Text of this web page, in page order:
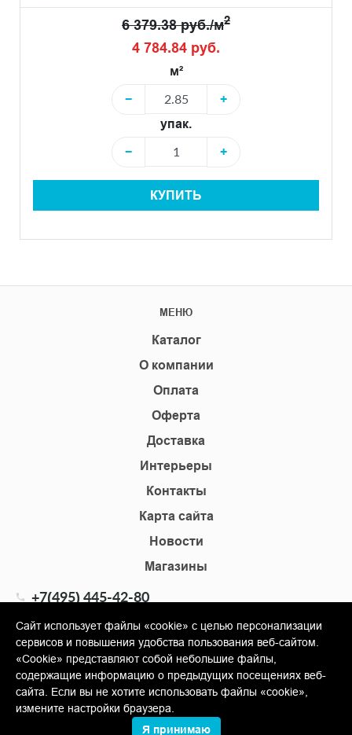
6 379.38 руб./м2
4 784.84 руб.
м²
−
+
упак.
−
+
КУПИТЬ
МЕНЮ
Каталог
О компании
Оплата
Оферта
Доставка
Интерьеры
Контакты
Карта сайта
Новости
Магазины
+7(495) 445-42-80
info@shopkm.ru
© Copyright 2013-2026 KERAMA MARAZZI, ООО «Гамма
Керамика»
Сайт использует файлы «cookie» с целью персонализации
сервисов и повышения удобства пользования веб-сайтом.
«Cookie» представляют собой небольшие файлы,
содержащие информацию о предыдущих посещениях веб-
сайта. Если вы не хотите использовать файлы «cookie»,
измените настройки браузера.
Я принимаю